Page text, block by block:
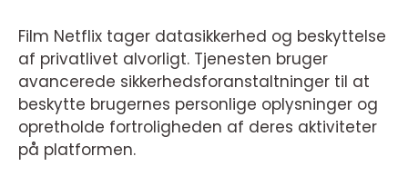
Film Netflix tager datasikkerhed og beskyttelse
af privatlivet alvorligt. Tjenesten bruger
avancerede sikkerhedsforanstaltninger til at
beskytte brugernes personlige oplysninger og
opretholde fortroligheden af deres aktiviteter
på platformen.